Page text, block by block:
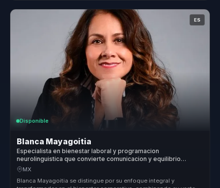
ES
Disponible
Blanca Mayagoitia
Especialista en bienestar laboral y programacion
neurolinguistica que convierte comunicacion y equilibrio
emocional en colaboracion mas sana para equipos.
MX
Blanca Mayagoitia se distingue por su enfoque integral y